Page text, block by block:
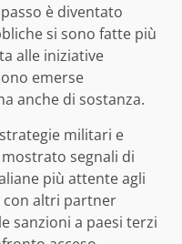
è diventato
si sono fatte più
alle iniziative
emerse
anche di sostanza.
militari e
segnali di
più attente agli
altri partner
sanzioni a paesi terzi